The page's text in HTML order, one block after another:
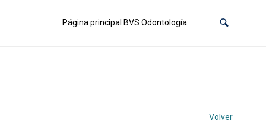
Página principal BVS Odontología
Volver